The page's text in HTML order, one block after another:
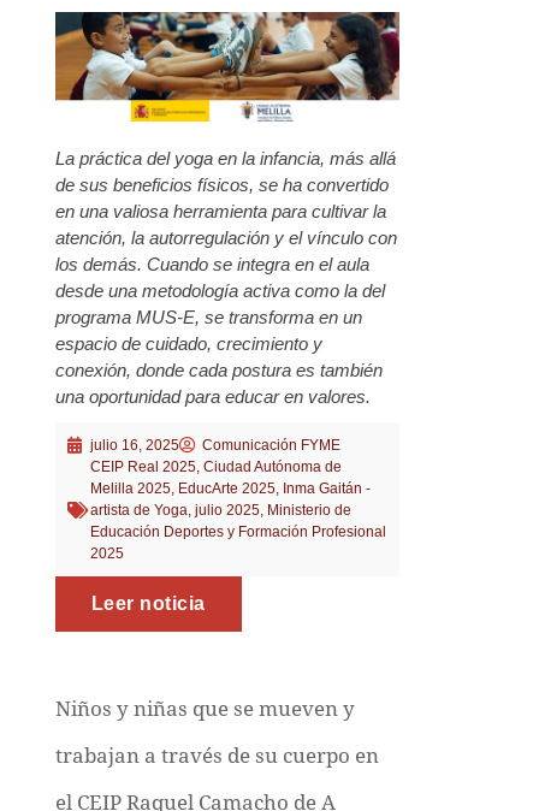
La práctica del yoga en la infancia, más allá
de sus beneficios físicos, se ha convertido
en una valiosa herramienta para cultivar la
atención, la autorregulación y el vínculo con
los demás. Cuando se integra en el aula
desde una metodología activa como la del
programa MUS-E, se transforma en un
espacio de cuidado, crecimiento y
conexión, donde cada postura es también
una oportunidad para educar en valores.
julio 16, 2025
Comunicación FYME
CEIP Real 2025, Ciudad Autónoma de
Melilla 2025, EducArte 2025, Inma Gaitán -
artista de Yoga, julio 2025, Ministerio de
Educación Deportes y Formación Profesional
2025
Leer noticia
Niños y niñas que se mueven y
trabajan a través de su cuerpo en
el CEIP Raquel Camacho de A